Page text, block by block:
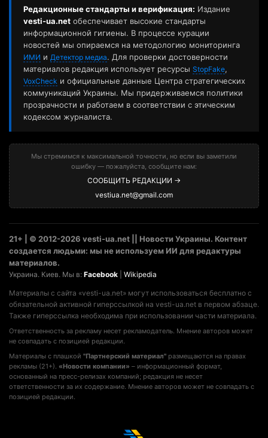
Редакционные стандарты и верификация: Издание
vesti-ua.net обеспечивает высокие стандарты
информационной гигиены. В процессе курации
новостей мы опираемся на методологию мониторинга
ИМИ и Детектор медиа. Для проверки достоверности
материалов редакция использует ресурсы StopFake,
VoxCheck и официальные данные Центра стратегических
коммуникаций Украины. Мы придерживаемся политики
прозрачности и работаем в соответствии с этическим
кодексом журналиста.
Мы стремимся к максимальной точности, но если вы заметили
ошибку — пожалуйста, сообщите нам:
СООБЩИТЬ РЕДАКЦИИ →
vestiua.net@gmail.com
21+ | © 2012-2026 vesti-ua.net || Новости Украины. Контент
создается людьми: мы не используем ИИ для редактуры
материалов.
Украина. Киев. Мы в: Facebook Wikipedia
Материалы с сайта «vesti-ua.net» могут использоваться бесплатно с
обязательной активной гиперссылкой на vesti-ua.net в первом абзаце.
Также гиперссылка необходима при использовании части материала.
Ответственность за рекламу несет рекламодатель. Мнение авторов может
не совпадать с позицией редакции.
Материалы с плашкой "Партнерский материал" размещаются на правах
рекламы (21+). «Новости компании» – информационный формат,
основанный на пресс-релизах компаний; редакция не несет
ответственности за их содержание. Мнение авторов может не совпадать с
позицией редакции.